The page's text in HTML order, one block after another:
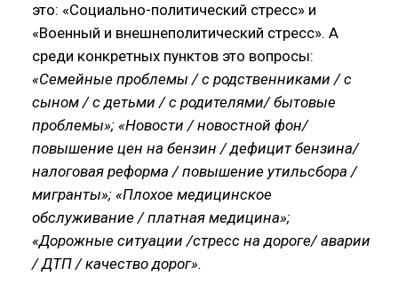
это: «Социально-политический стресс» и
«Военный и внешнеполитический стресс». А
среди конкретных пунктов это вопросы:
«Семейные проблемы / с родственниками / с
сыном / с детьми / с родителями/ бытовые
проблемы»; «Новости / новостной фон/
повышение цен на бензин / дефицит бензина/
налоговая реформа / повышение утильсбора /
мигранты»; «Плохое медицинское
обслуживание / платная медицина»;
«Дорожные ситуации /стресс на дороге/ аварии
/ ДТП / качество дорог».